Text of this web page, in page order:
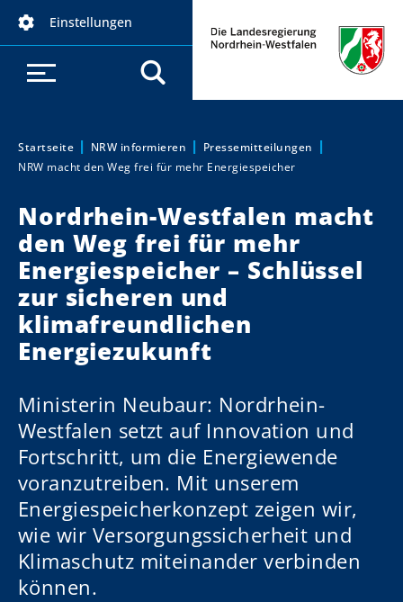
Einstellungen
Sie sind hier:
Startseite NRW informieren
Pressemitteilungen
NRW macht den Weg frei für mehr Energiespeicher
Nordrhein-Westfalen macht
den Weg frei für mehr
Energiespeicher – Schlüssel
zur sicheren und
klimafreundlichen
Energiezukunft
Ministerin Neubaur: Nordrhein-
Westfalen setzt auf Innovation und
Fortschritt, um die Energiewende
voranzutreiben. Mit unserem
Energiespeicherkonzept zeigen wir,
wie wir Versorgungssicherheit und
Klimaschutz miteinander verbinden
können.